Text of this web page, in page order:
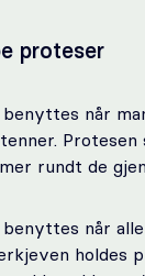
proteser
benyttes når
rundt de
benyttes når
holdes